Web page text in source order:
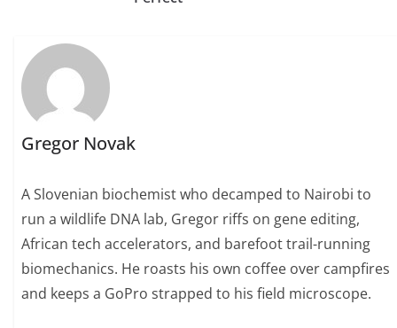
Gregor Novak
A Slovenian biochemist who decamped to Nairobi to
run a wildlife DNA lab, Gregor riffs on gene editing,
African tech accelerators, and barefoot trail-running
biomechanics. He roasts his own coffee over campfires
and keeps a GoPro strapped to his field microscope.